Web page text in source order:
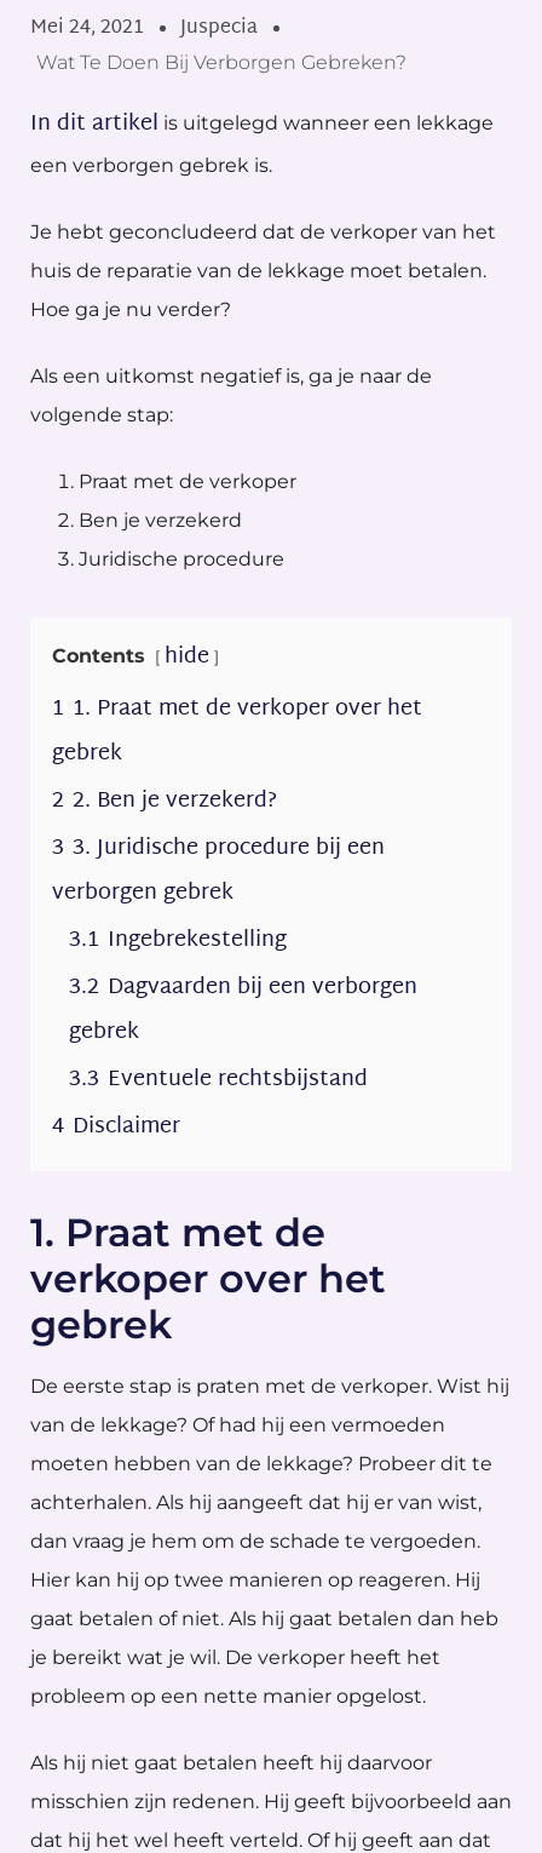
Mei 24, 2021 Juspecia
Wat Te Doen Bij Verborgen Gebreken?
In dit artikel is uitgelegd wanneer een lekkage
een verborgen gebrek is.
Je hebt geconcludeerd dat de verkoper van het
huis de reparatie van de lekkage moet betalen.
Hoe ga je nu verder?
Als een uitkomst negatief is, ga je naar de
volgende stap:
Praat met de verkoper
Ben je verzekerd
Juridische procedure
Contents
hide
1 1. Praat met de verkoper over het
gebrek
2 2. Ben je verzekerd?
3 3. Juridische procedure bij een
verborgen gebrek
3.1 Ingebrekestelling
3.2 Dagvaarden bij een verborgen
gebrek
3.3 Eventuele rechtsbijstand
4 Disclaimer
1. Praat met de
verkoper over het
gebrek
De eerste stap is praten met de verkoper. Wist hij
van de lekkage? Of had hij een vermoeden
moeten hebben van de lekkage? Probeer dit te
achterhalen. Als hij aangeeft dat hij er van wist,
dan vraag je hem om de schade te vergoeden.
Hier kan hij op twee manieren op reageren. Hij
gaat betalen of niet. Als hij gaat betalen dan heb
je bereikt wat je wil. De verkoper heeft het
probleem op een nette manier opgelost.
Als hij niet gaat betalen heeft hij daarvoor
misschien zijn redenen. Hij geeft bijvoorbeeld aan
dat hij het wel heeft verteld. Of hij geeft aan dat